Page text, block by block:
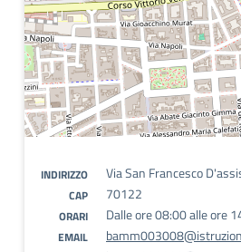
INDIRIZZO Via San Francesco
CAP 70122
ORARI Dalle ore 08:00 alle ore
EMAIL